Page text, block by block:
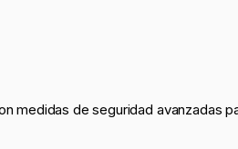
medidas de seguridad avanzadas